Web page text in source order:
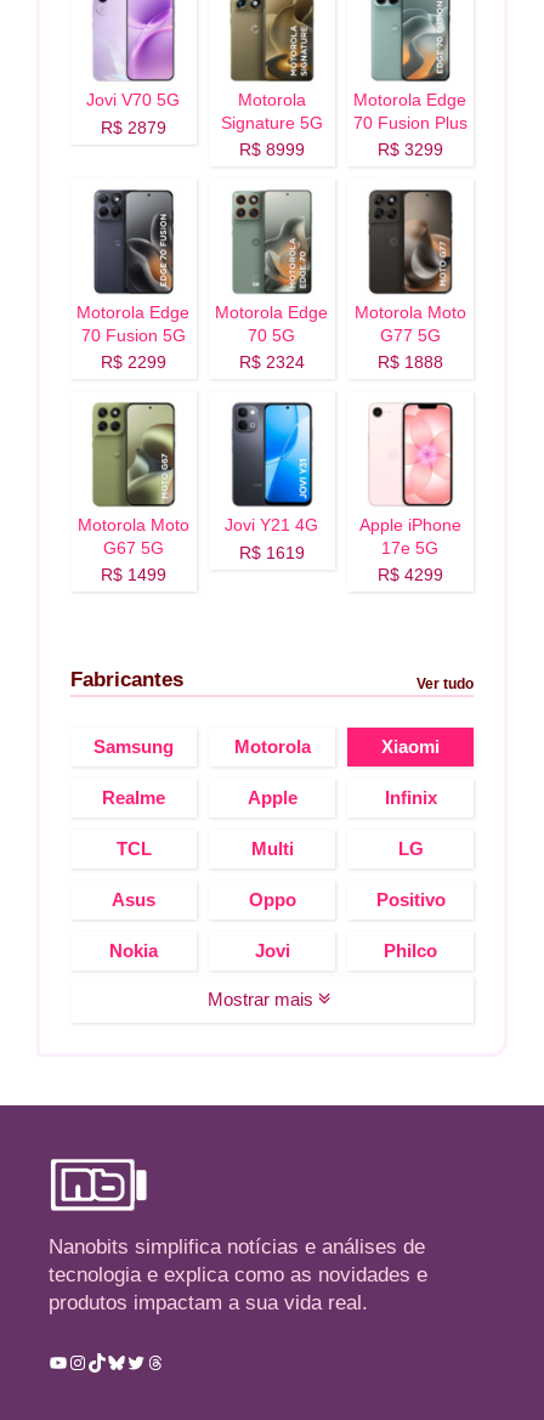
Jovi V70 5G
R$ 2879
Motorola
Signature 5G
R$ 8999
Motorola Edge
70 Fusion Plus
5G
R$ 3299
Motorola Edge
70 Fusion 5G
R$ 2299
Motorola Edge
70 5G
R$ 2324
Motorola Moto
G77 5G
R$ 1888
Motorola Moto
G67 5G
R$ 1499
Jovi Y21 4G
R$ 1619
Apple iPhone
17e 5G
R$ 4299
Fabricantes Ver tudo
Samsung Motorola Xiaomi
Realme Apple Infinix
TCL Multi LG
Asus Oppo Positivo
Nokia Jovi Philco
Mostrar mais
Nanobits simplifica notícias e análises de
tecnologia e explica como as novidades e
produtos impactam a sua vida real.
Youtube
Instagram
TikTok
Bluesky
TwitterThreads